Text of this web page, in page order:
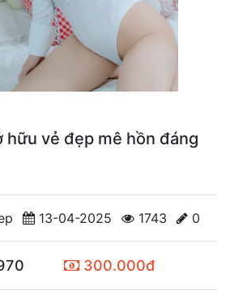
hữu vẻ đẹp mê hồn đáng
13-04-2025 1743 0
300.000đ